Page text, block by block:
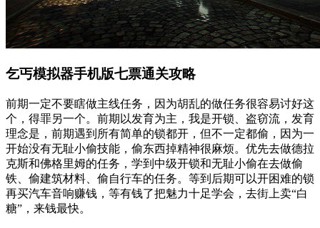
乞丐模拟器手机版七票通关攻略
前期一定不要瞎做主线任务，因为胡乱的做任务很容易讨好这
个，得罪另一个。前期以发育为主，我是开锁、盗窃流，发育
理念是，前期遇到所有简单的锁都开，但不一定都偷，因为一
开始没有无耻小偷技能，偷东西掉精神很麻烦。优先去做德拉
克斯和佛格里姆的任务，学到中级开锁和无耻小偷在去做偷
铁、偷建筑材料、偷自行车的任务。等到后期可以开困难的锁
再买汽车音响赚钱，等有钱了把魅力十足学会，去街上卖“白
糖”，来钱最快。